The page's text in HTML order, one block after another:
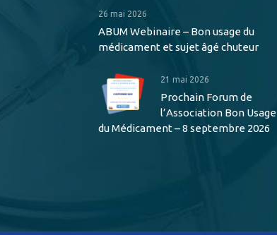
26 mai 2026
ABUM Webinaire – Bon usage du
médicament et sujet âgé chuteur
21 mai 2026
Prochain Forum de
l’Association Bon Usage
du Médicament – 8 septembre 2026